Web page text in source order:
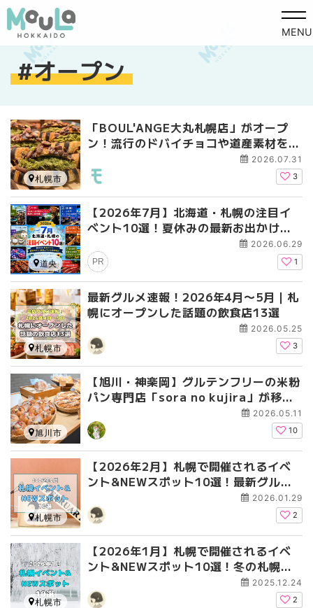
MENU
オープン
「BOUL'ANGE大丸札幌店」がオープ
ン！流行のドバイチョコや道産素材を活
かした店舗限定商品に注目！
2026.07.31
3
札幌市
【2026年7月】北海道・札幌の注目イ
ベント10選！夏休みの最新お出かけス
ポット・絶景＆グルメを徹底紹介！2026.06.29
PR 1
道央
最新グルメ速報！2026年4月〜5月｜札
幌にオープンした話題の飲食店13選
2026.05.25
3
札幌市
【旭川・神楽岡】グルテンフリーの米粉
パン専門店「sora no kujira」が移転
2026.05.11
10
旭川市
【2026年2月】札幌で開催されるイベ
ント&NEWスポット10選！最新グルメ
2026.01.29
2
札幌市
【2026年1月】札幌で開催されるイベ
ント&NEWスポット10選！冬の札幌を
2025.12.24
2
札幌市